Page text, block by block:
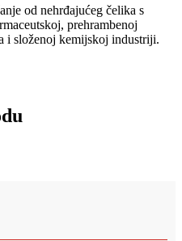
od nehrđajućeg čelika s
prehrambenoj
složenoj kemijskoj industriji.